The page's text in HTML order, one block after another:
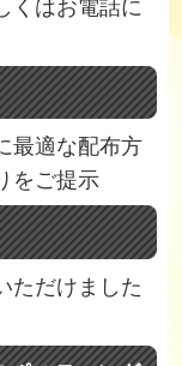
くはお電話に
最適な配布方
をご提示
ただけました